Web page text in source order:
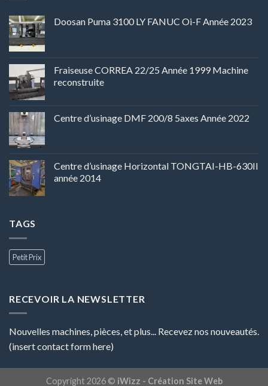
Doosan Puma 3100 LY FANUC Oi-F Année 2023
Fraiseuse CORREA 22/25 Année 1999 Machine
reconstruite
Centre d’usinage DMF 200/8 5axes Année 2022
Centre d’usinage Horizontal TONGTAI-HB-630II
année 2014
TAGS
Petit Prix
RECEVOIR LA NEWSLETTER
Nouvelles machines, pièces, et plus... Recevez nos nouveautés.
(insert contact form here)
Copyright 2026 © iWizz - Création Site Web